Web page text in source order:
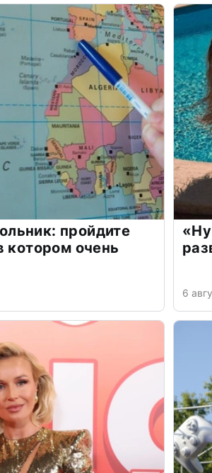
пройдите
котором очень
6